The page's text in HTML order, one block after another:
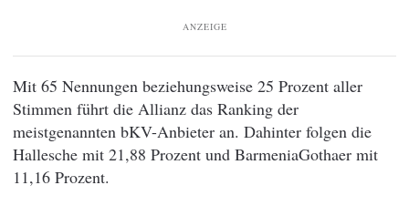
ANZEIGE
Mit 65 Nennungen beziehungsweise 25 Prozent aller
Stimmen führt die Allianz das Ranking der
meistgenannten bKV-Anbieter an. Dahinter folgen die
Hallesche mit 21,88 Prozent und BarmeniaGothaer mit
11,16 Prozent.